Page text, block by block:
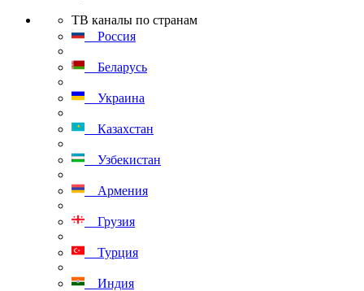
ТВ каналы по странам
Россия
Беларусь
Украина
Казахстан
Узбекистан
Армения
Грузия
Турция
Индия